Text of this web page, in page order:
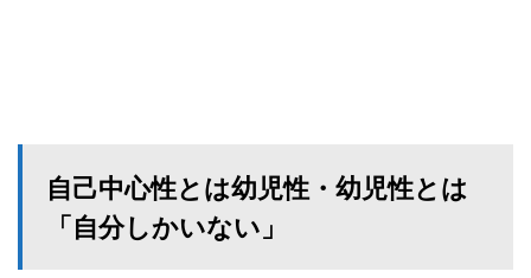
自己中心性とは幼児性・幼児性とは
「自分しかいない」